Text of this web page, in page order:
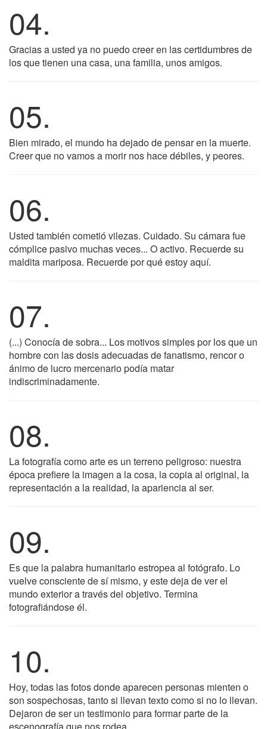
04.
Gracias a usted ya no puedo creer en las certidumbres de
los que tienen una casa, una familia, unos amigos.
05.
Bien mirado, el mundo ha dejado de pensar en la muerte.
Creer que no vamos a morir nos hace débiles, y peores.
06.
Usted también cometió vilezas. Cuidado. Su cámara fue
cómplice pasivo muchas veces... O activo. Recuerde su
maldita mariposa. Recuerde por qué estoy aquí.
07.
(...) Conocía de sobra... Los motivos simples por los que un
hombre con las dosis adecuadas de fanatismo, rencor o
ánimo de lucro mercenario podía matar
indiscriminadamente.
08.
La fotografía como arte es un terreno peligroso: nuestra
época prefiere la imagen a la cosa, la copia al original, la
representación a la realidad, la apariencia al ser.
09.
Es que la palabra humanitario estropea al fotógrafo. Lo
vuelve consciente de sí mismo, y este deja de ver el
mundo exterior a través del objetivo. Termina
fotografiándose él.
10.
Hoy, todas las fotos donde aparecen personas mienten o
son sospechosas, tanto si llevan texto como si no lo llevan.
Dejaron de ser un testimonio para formar parte de la